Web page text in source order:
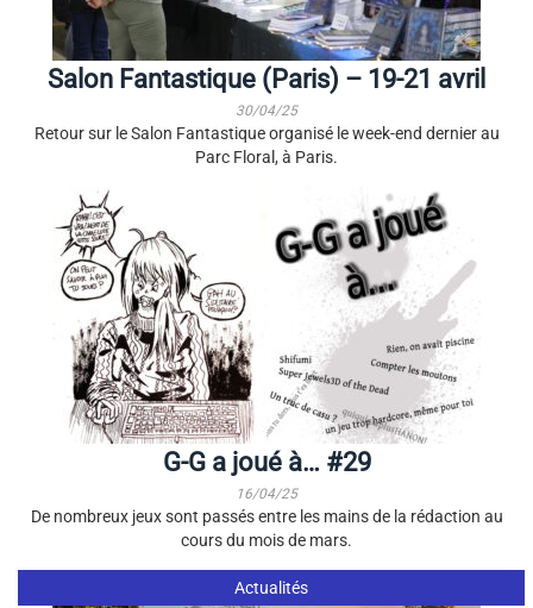
Salon Fantastique (Paris) – 19-21 avril
30/04/25
Retour sur le Salon Fantastique organisé le week-end dernier au
Parc Floral, à Paris.
G-G a joué à… #29
16/04/25
De nombreux jeux sont passés entre les mains de la rédaction au
cours du mois de mars.
Actualités